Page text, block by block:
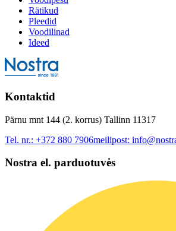
Rätikud
Pleedid
Voodilinad
Ideed
Kontaktid
Pärnu mnt 144 (2. korrus) Tallinn 11317
Tel. nr.: +372 880 7906meilipost:
Nostra el. parduotuvės